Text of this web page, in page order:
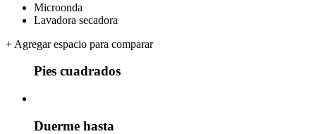
Microonda
Lavadora secadora
+ Agregar espacio para comparar
Pies cuadrados
Duerme hasta